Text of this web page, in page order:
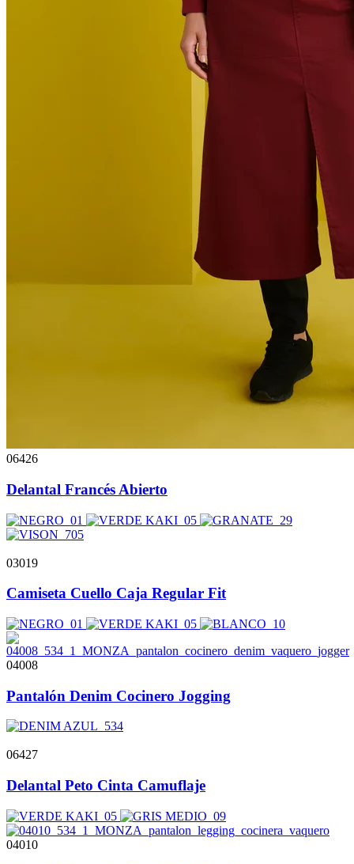
06426
Delantal Francés Abierto
03019
Camiseta Cuello Caja Regular Fit
04008
Pantalón Denim Cocinero Jogging
06427
Delantal Peto Cinta Camuflaje
04010